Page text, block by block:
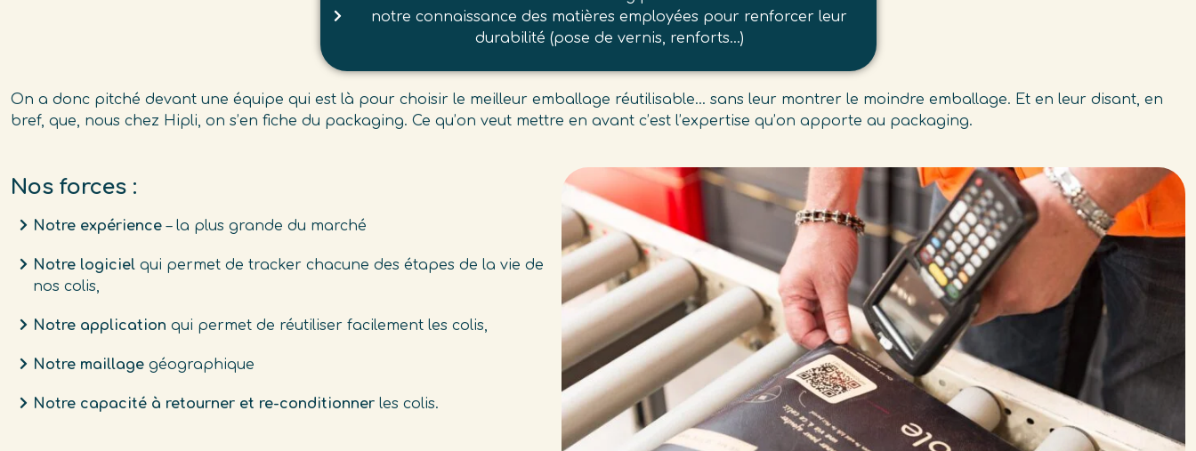
notre connaissance des matières employées pour renforcer leur
durabilité (pose de vernis, renforts…)
On a donc pitché devant une équipe qui est là pour choisir le meilleur emballage réutilisable… sans leur montrer le moindre emballage. Et en leur disant, en
bref, que, nous chez Hipli, on s’en fiche du packaging. Ce qu’on veut mettre en avant c’est l’expertise qu’on apporte au packaging.
Nos forces :
Notre expérience – la plus grande du marché
Notre logiciel qui permet de tracker chacune des étapes de la vie de
nos colis,
Notre application qui permet de réutiliser facilement les colis,
Notre maillage géographique
Notre capacité à retourner et re-conditionner les colis.